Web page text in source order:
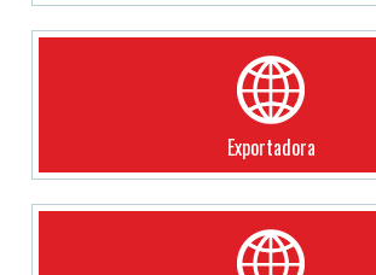
Exportadora